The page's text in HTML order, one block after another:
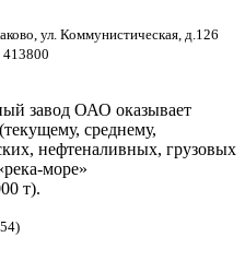
ул. Коммунистическая, д.126
413800
завод ОАО оказывает
среднему,
нефтеналивных, грузовых
море»
т).